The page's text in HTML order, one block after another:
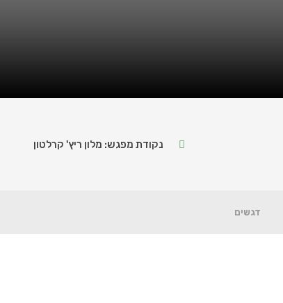
נקודת מפגש: מלון ריץ' קרלטון
דגשים